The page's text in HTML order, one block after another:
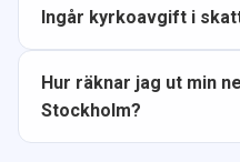
Ingår kyrkoavgift i
Hur räknar jag ut min
Stockholm?